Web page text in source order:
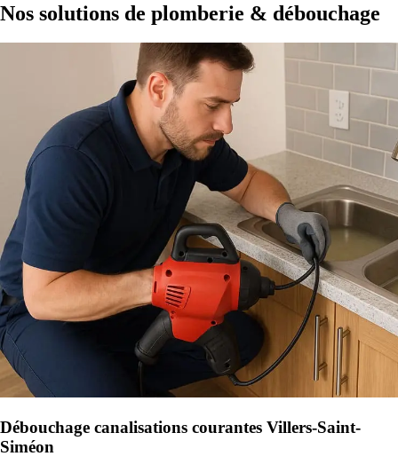
Nos solutions de plomberie & débouchage
Débouchage canalisations courantes Villers-Saint-
Siméon